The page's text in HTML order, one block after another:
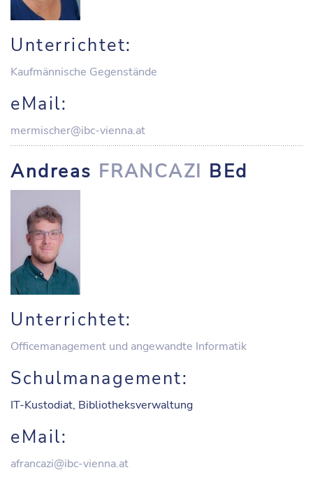
Unterrichtet:
Kaufmännische Gegenstände
eMail:
mermischer@ibc-vienna.at
Andreas FRANCAZI BEd
Unterrichtet:
Officemanagement und angewandte Informatik
Schulmanagement:
IT-Kustodiat, Bibliotheksverwaltung
eMail:
afrancazi@ibc-vienna.at